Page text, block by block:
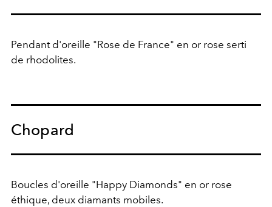
Pendant d'oreille "Rose de France" en or rose serti
de rhodolites.
Chopard
Boucles d'oreille "Happy Diamonds" en or rose
éthique, deux diamants mobiles.